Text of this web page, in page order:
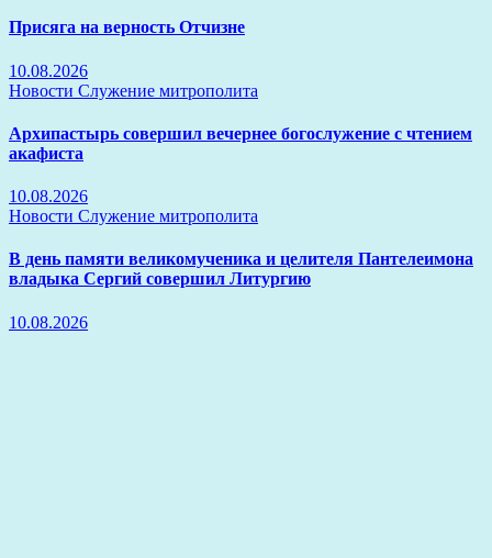
Присяга на верность Отчизне
10.08.2026
Новости Служение митрополита
Архипастырь совершил вечернее богослужение с чтением
акафиста
10.08.2026
Новости Служение митрополита
В день памяти великомученика и целителя Пантелеимона
владыка Сергий совершил Литургию
10.08.2026